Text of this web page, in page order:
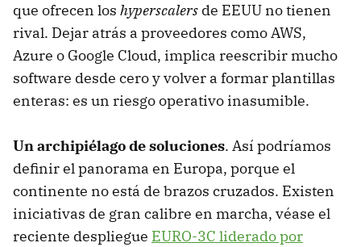
que ofrecen los hyperscalers de EEUU no tienen
rival. Dejar atrás a proveedores como AWS,
Azure o Google Cloud, implica reescribir mucho
software desde cero y volver a formar plantillas
enteras: es un riesgo operativo inasumible.
Un archipiélago de soluciones. Así podríamos
definir el panorama en Europa, porque el
continente no está de brazos cruzados. Existen
iniciativas de gran calibre en marcha, véase el
reciente despliegue EURO-3C liderado por